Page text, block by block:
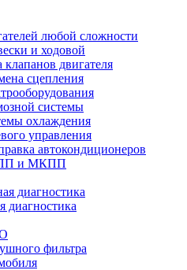
любой сложности
и ходовой
клапанов двигателя
сцепления
системы
охлаждения
управления
автокондиционеров
и МКПП
диагностика
диагностика
фильтра